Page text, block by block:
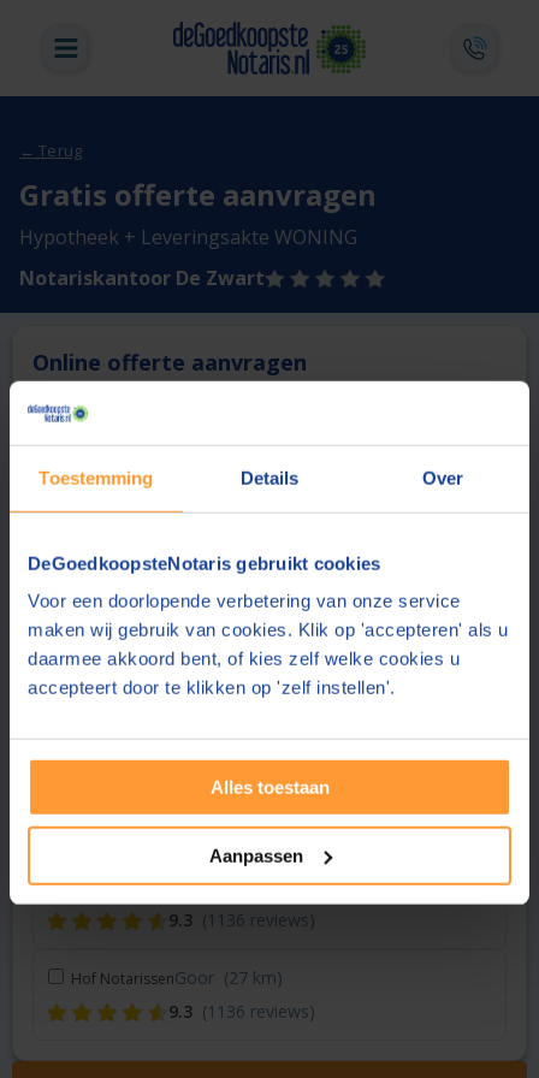
Toestemming Details Over
DeGoedkoopsteNotaris gebruikt cookies
Voor een doorlopende verbetering van onze service
maken wij gebruik van cookies. Klik op 'accepteren' als u
daarmee akkoord bent, of kies zelf welke cookies u
accepteert door te klikken op 'zelf instellen'.
Alles toestaan
Aanpassen
← Terug
Gratis offerte aanvragen
Hypotheek + Leveringsakte WONING
Notariskantoor De Zwart
Online offerte aanvragen
Deze notaris biedt momenteel niet de mogelijkheid online
1 Vergelijk en bespaar
Vraag een offerte aan bij een andere notaris in de buurt
Hoekstra & Partners Notarissen Zwolle (18 km)
8.8
(283 reviews)
Notariaat Ridderhof & Stelwagen
9.0 (869 reviews)
Vriezenveen (25 km)
9.1 (43 reviews)
Hof NotarissenVriezenveen (26 km)
9.3 (1136 reviews)
Hof NotarissenGoor (27 km)
9.3 (1136 reviews)